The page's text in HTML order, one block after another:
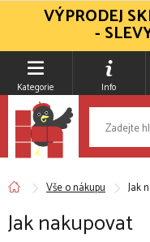
Kategorie Info
Vše o nákupu Jak
Jak nakupovat
VÝPRODEJ
-